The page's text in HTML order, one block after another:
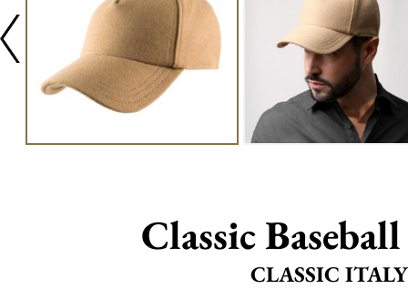
Classic
CLASSIC ITALY